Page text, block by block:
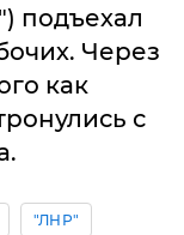
подъехал
Через
как
с
"ЛНР"